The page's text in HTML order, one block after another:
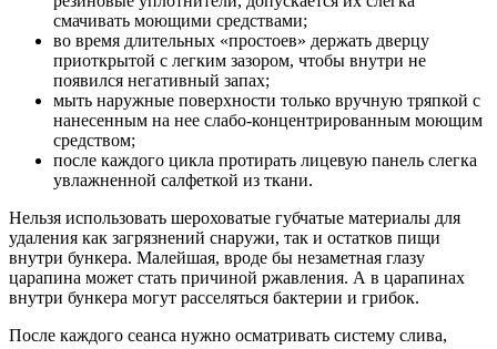
смачивать моющими средствами;
во время длительных «простоев» держать дверцу
приоткрытой с легким зазором, чтобы внутри не
появился негативный запах;
мыть наружные поверхности только вручную тряпкой с
нанесенным на нее слабо-концентрированным моющим
средством;
после каждого цикла протирать лицевую панель слегка
увлажненной салфеткой из ткани.
Нельзя использовать шероховатые губчатые материалы для
удаления как загрязнений снаружи, так и остатков пищи
внутри бункера. Малейшая, вроде бы незаметная глазу
царапина может стать причиной ржавления. А в царапинах
внутри бункера могут расселяться бактерии и грибок.
После каждого сеанса нужно осматривать систему слива,